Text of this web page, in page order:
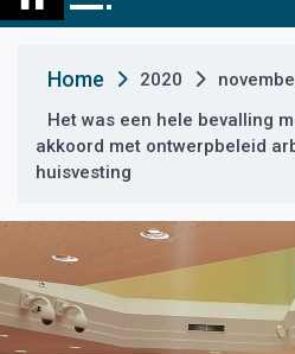
t
Home 2020
Het was een hele bevalling
akkoord met ontwerpbeleid
huisvesting